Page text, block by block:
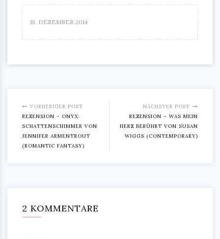
18. DEZEMBER 2014
VORHERIGER POST
REZENSION – ONYX:
SCHATTENSCHIMMER VON
JENNIFER ARMENTROUT
(ROMANTIC FANTASY)
NÄCHSTER POST
REZENSION – WAS MEIN
HERZ BERÜHRT VON SUSAN
WIGGS (CONTEMPORARY)
2 KOMMENTARE